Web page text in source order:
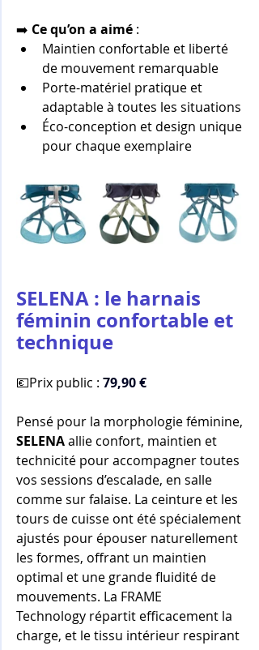
➡️ Ce qu’on a aimé :
Maintien confortable et liberté
de mouvement remarquable
Porte-matériel pratique et
adaptable à toutes les situations
Éco-conception et design unique
pour chaque exemplaire
SELENA : le harnais
féminin confortable et
technique
💶Prix public : 79,90 €
Pensé pour la morphologie féminine,
SELENA allie confort, maintien et
technicité pour accompagner toutes
vos sessions d’escalade, en salle
comme sur falaise. La ceinture et les
tours de cuisse ont été spécialement
ajustés pour épouser naturellement
les formes, offrant un maintien
optimal et une grande fluidité de
mouvements. La FRAME
Technology répartit efficacement la
charge, et le tissu intérieur respirant